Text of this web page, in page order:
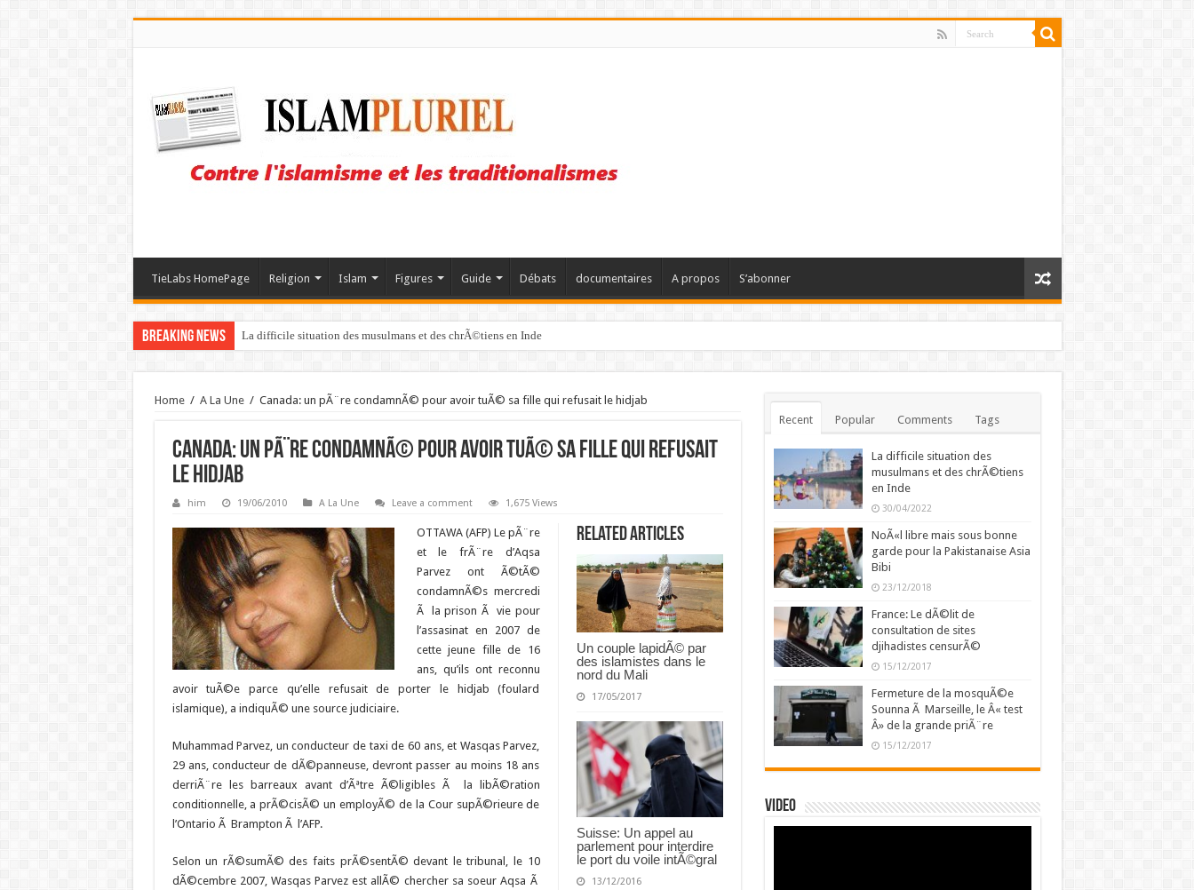
TieLabs HomePage Religion Islam Figures Guide Débats documentaires A propos S’abonner
Breaking News La difficile situation des musulmans et des chrÃ©tiens en Inde
Home / A La Une / Canada: un pÃ¨re condamnÃ© pour avoir tuÃ© sa fille qui refusait le hidjab
Canada: un pÃ¨re condamnÃ© pour avoir tuÃ© sa fille qui refusait
le hidjab
him 19/06/2010 A La Une Leave a comment 1,675 Views
Related Articles
Un couple lapidÃ© par
des islamistes dans le
nord du Mali
17/05/2017
Suisse: Un appel au
parlement pour interdire
le port du voile intÃ©gral
13/12/2016
OTTAWA (AFP) Le pÃ¨re
et le frÃ¨re d’Aqsa
Parvez ont Ã©tÃ©
condamnÃ©s mercredi
Ã la prison Ã vie pour
l’assasinat en 2007 de
cette jeune fille de 16
ans, qu’ils ont reconnu
avoir tuÃ©e parce qu’elle refusait de porter le hidjab (foulard
islamique), a indiquÃ© une source judiciaire.
Muhammad Parvez, un conducteur de taxi de 60 ans, et Wasqas Parvez,
29 ans, conducteur de dÃ©panneuse, devront passer au moins 18 ans
derriÃ¨re les barreaux avant d’Ãªtre Ã©ligibles Ã la libÃ©ration
conditionnelle, a prÃ©cisÃ© un employÃ© de la Cour supÃ©rieure de
l’Ontario Ã Brampton Ã l’AFP.
Selon un rÃ©sumÃ© des faits prÃ©sentÃ© devant le tribunal, le 10
dÃ©cembre 2007, Wasqas Parvez est allÃ© chercher sa soeur Aqsa Ã
Recent Popular Comments Tags
La difficile situation des
musulmans et des chrÃ©tiens
en Inde
30/04/2022
NoÃ«l libre mais sous bonne
garde pour la Pakistanaise Asia
Bibi
23/12/2018
France: Le dÃ©lit de
consultation de sites
djihadistes censurÃ©
15/12/2017
Fermeture de la mosquÃ©e
Sounna Ã Marseille, le Â« test
Â» de la grande priÃ¨re
15/12/2017
Video